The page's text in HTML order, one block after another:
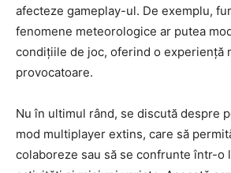
afecteze gameplay-ul. De exemplu,
fenomene meteorologice ar putea
condițiile de joc, oferind o experiență
provocatoare.
Nu în ultimul rând, se discută despre
mod multiplayer extins, care să
colaboreze sau să se confrunte într-o